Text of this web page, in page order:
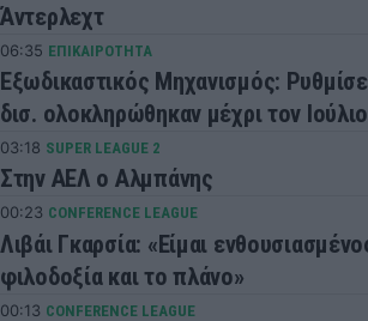
Άντερλεχτ
06:35 ΕΠΙΚΑΙΡΟΤΗΤΑ
Εξωδικαστικός Μηχανισμός:
δισ. ολοκληρώθηκαν μέχρι τον Ιούλιο
03:18 SUPER LEAGUE 2
Στην ΑΕΛ ο Αλμπάνης
00:23 CONFERENCE LEAGUE
Λιβάι Γκαρσία: «Είμαι
φιλοδοξία και το πλάνο»
00:13 CONFERENCE LEAGUE